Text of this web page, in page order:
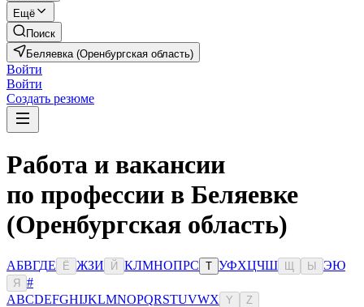
Ещё
Поиск
Беляевка (Оренбургская область)
Войти
Войти
Создать резюме
Работа и вакансии
по профессии в Беляевке
(Оренбургская область)
АБВГДЕ Ё ЖЗИ Й КЛМНОПРС Т УФХЦЧШ Ы ЭЮ
Я
#
ABCDEFGHIJKLMNOPQRSTUVWX Y Z